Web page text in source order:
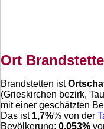
Ort
Brandstetten ist
(Grieskirchen bezirk,
mit einer geschätzten
Das ist 1,7%% von der
Bevölkerung; 0,053%